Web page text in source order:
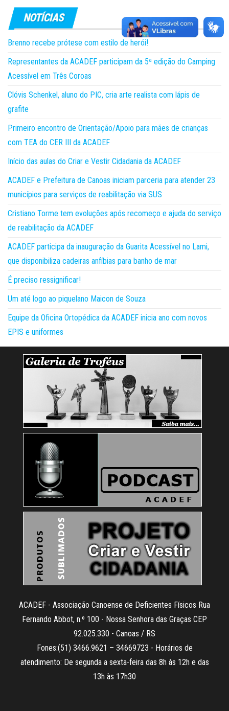
Brenno recebe prótese com estilo de herói!
Representantes da ACADEF participam da 5ª edição do Camping
Acessível em Três Coroas
Clóvis Schenkel, aluno do PIC, cria arte realista com lápis de
grafite
Primeiro encontro de Orientação/Apoio para mães de crianças
com TEA do CER III da ACADEF
Início das aulas do Criar e Vestir Cidadania da ACADEF
ACADEF e Prefeitura de Canoas iniciam parceria para atender 23
municípios para serviços de reabilitação via SUS
Cristiano Torme tem evoluções após recomeço e ajuda do serviço
de reabilitação da ACADEF
ACADEF participa da inauguração da Guarita Acessível no Lami,
que disponibiliza cadeiras anfíbias para banho de mar
É preciso ressignificar!
Um até logo ao piquelano Maicon de Souza
Equipe da Oficina Ortopédica da ACADEF inicia ano com novos
EPIS e uniformes
ACADEF - Associação Canoense de Deficientes Físicos Rua
Fernando Abbot, n.º 100 - Nossa Senhora das Graças CEP
92.025.330 - Canoas / RS
Fones:(51) 3466.9621 – 34669723 - Horários de
atendimento: De segunda a sexta-feira das 8h às 12h e das
13h às 17h30